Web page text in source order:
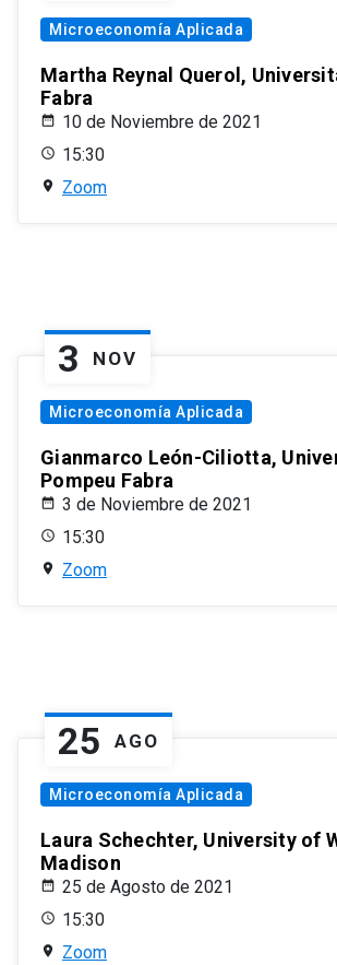
Microeconomía Aplicada
Martha Reynal Querol,
Fabra
10 de Noviembre de 2021
15:30
Zoom
3 NOV
Microeconomía Aplicada
Gianmarco León-Ciliotta,
Pompeu Fabra
3 de Noviembre de 2021
15:30
Zoom
25 AGO
Microeconomía Aplicada
Laura Schechter, University of
Madison
25 de Agosto de 2021
15:30
Zoom